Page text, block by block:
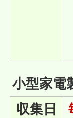
小型家電
収集日